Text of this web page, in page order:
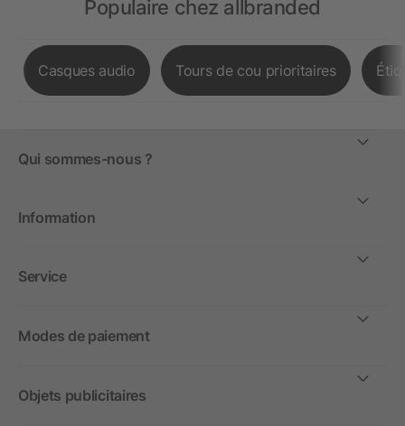
Populaire chez allbranded
Casques audio Tours de cou prioritaires
Qui sommes-nous ?
Information
Service
Modes de paiement
Objets publicitaires